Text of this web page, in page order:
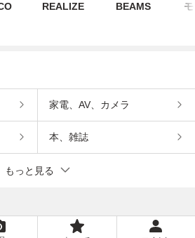
REALIZE BEAMS
家電、AV、カメラ
本、雑誌
もっと見る